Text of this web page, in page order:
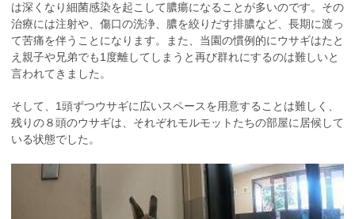
は深くなり細菌感染を起こして膿瘍になることが多いのです。その
治療には注射や、傷口の洗浄、膿を絞りだす排膿など、長期に渡っ
て苦痛を伴うことになります。また、当園の慣例的にウサギはたと
え親子や兄弟でも1度離してしまうと再び群れにするのは難しいと
言われてきました。
そして、1頭ずつウサギに広いスペースを用意することは難しく、
残りの８頭のウサギは、それぞれモルモットたちの部屋に居候して
いる状態でした。